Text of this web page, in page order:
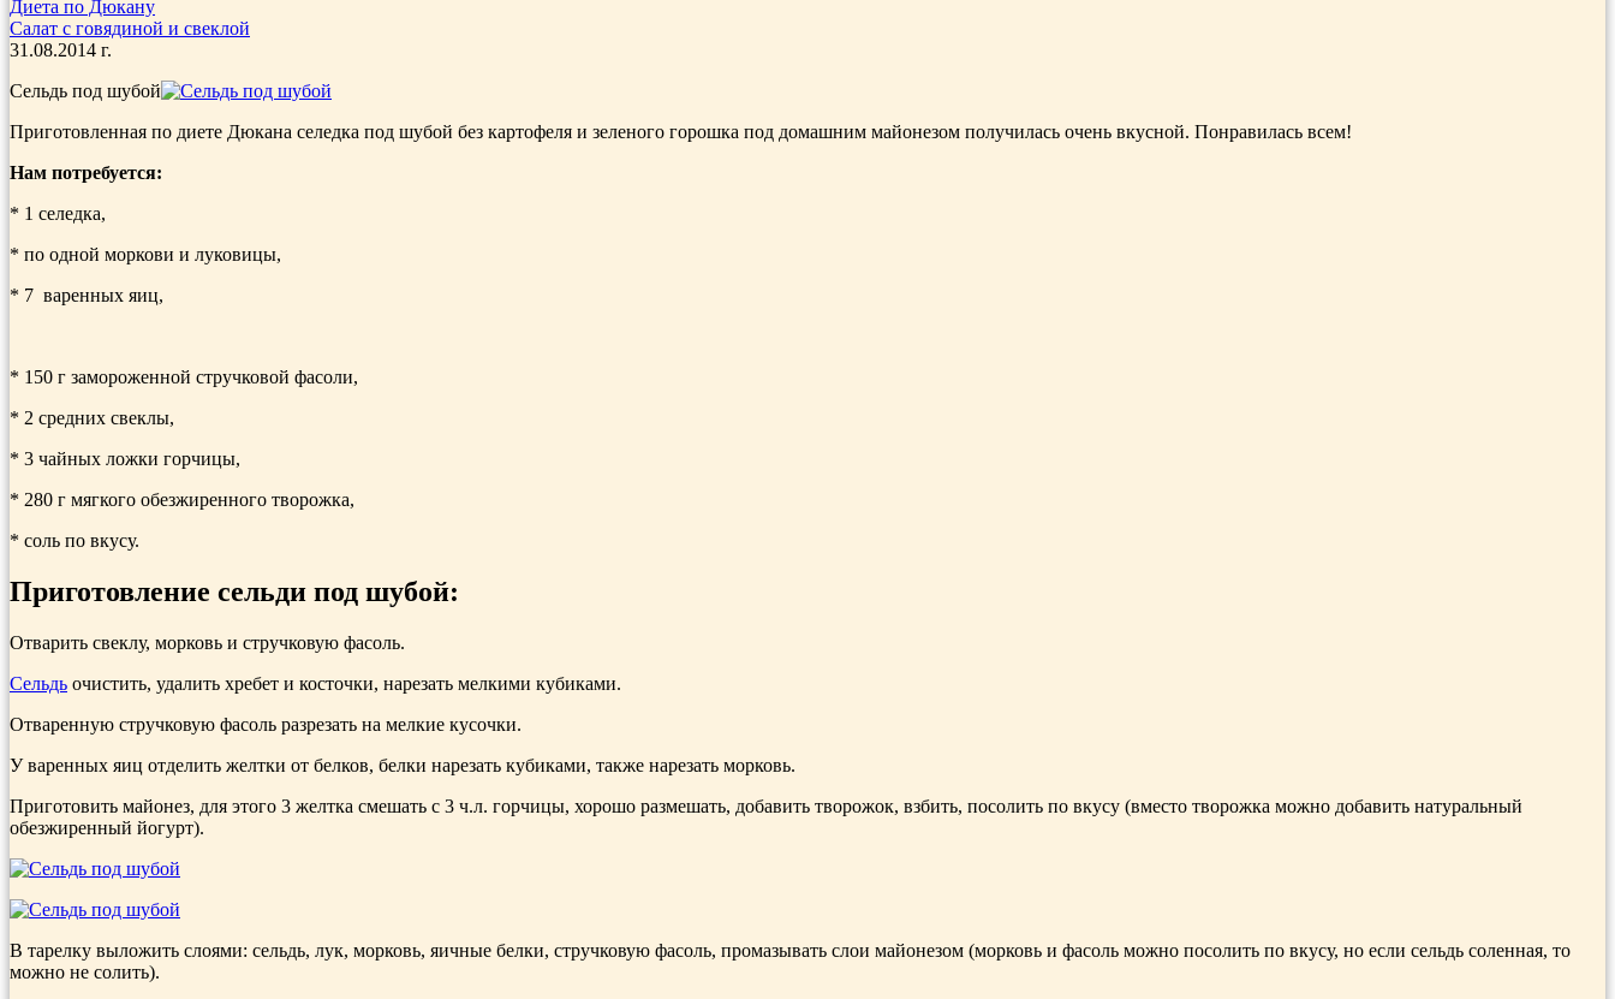
Диета по Дюкану
Салат с говядиной и свеклой
31.08.2014 г.
Сельдь под шубой
Приготовленная по диете Дюкана селедка под шубой без картофеля и зеленого горошка под домашним майонезом получилась очень вкусной. Понравилась всем!
Нам потребуется:
* 1 селедка,
* по одной моркови и луковицы,
* 7 варенных яиц,
* 150 г замороженной стручковой фасоли,
* 2 средних свеклы,
* 3 чайных ложки горчицы,
* 280 г мягкого обезжиренного творожка,
* соль по вкусу.
Приготовление сельди под шубой:
Отварить свеклу, морковь и стручковую фасоль.
Сельдь очистить, удалить хребет и косточки, нарезать мелкими кубиками.
Отваренную стручковую фасоль разрезать на мелкие кусочки.
У варенных яиц отделить желтки от белков, белки нарезать кубиками, также нарезать морковь.
Приготовить майонез, для этого 3 желтка смешать с 3 ч.л. горчицы, хорошо размешать, добавить творожок, взбить, посолить по вкусу (вместо творожка можно добавить натуральный
обезжиренный йогурт).
В тарелку выложить слоями: сельдь, лук, морковь, яичные белки, стручковую фасоль, промазывать слои майонезом (морковь и фасоль можно посолить по вкусу, но если сельдь соленная, то
можно не солить).